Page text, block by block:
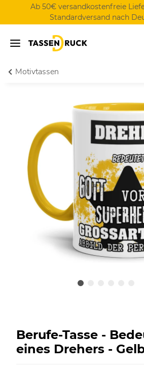
Ab 50€ versandkostenfreie
Standardversand nach
Motivtassen
Berufe-Tasse -
eines Drehers -